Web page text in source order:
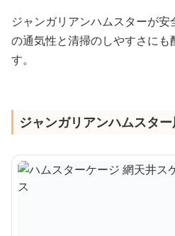
ジャンガリアンハムスターが
の通気性と清掃のしやすさに
す。
ジャンガリアンハムスタ